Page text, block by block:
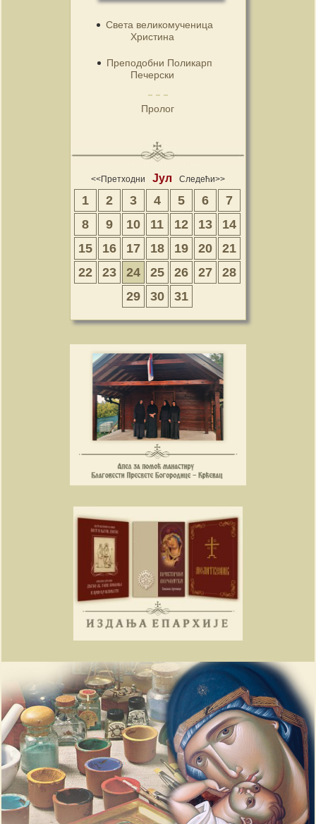
Света великомученица
Христина
Преподобни Поликарп
Печерски
Пролог
<<Претходни Јул Следећи>>
1 2 3 4 5 6
7
8
9 10 11 12 13
14
15
16 17 18 19 20
21
22
23 24 25 26 27
28
29
30 31